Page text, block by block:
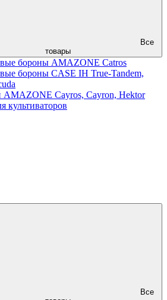
Все
товары
бороны AMAZONE Catros
бороны CASE IH True-Tandem,
AMAZONE Cayros, Cayron, Hektor
культиваторов
Все